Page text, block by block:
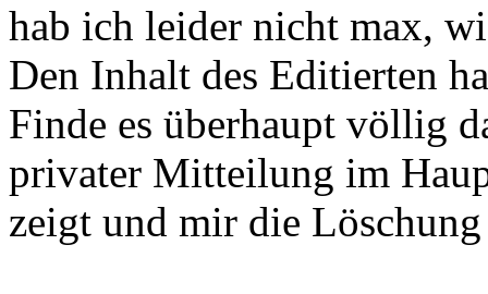
hab ich leider nicht max,
Den Inhalt des Editierten
Finde es überhaupt völlig
privater Mitteilung im
zeigt und mir die